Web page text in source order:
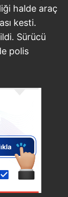
halde araç
kesti.
Sürücü
polis